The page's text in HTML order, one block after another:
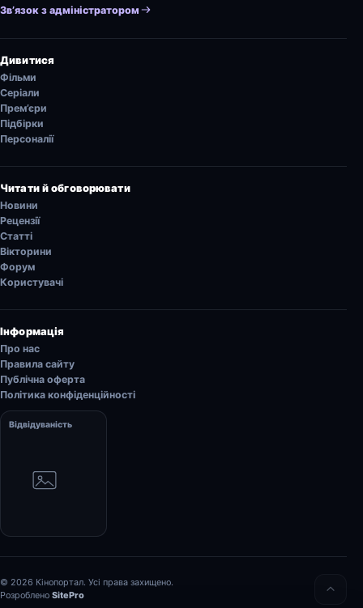
Зв’язок з адміністратором
Дивитися
Фільми
Серіали
Прем’єри
Підбірки
Персоналії
Читати й обговорювати
Новини
Рецензії
Статті
Вікторини
Форум
Користувачі
Інформація
Про нас
Правила сайту
Публічна оферта
Політика конфіденційності
Відвідуваність
© 2026 Кінопортал. Усі права захищено.
Розроблено SitePro